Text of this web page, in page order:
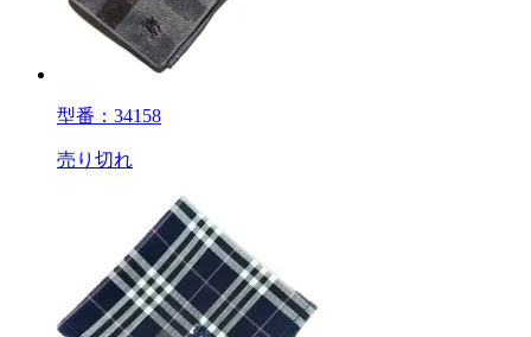
型番：34158
売り切れ